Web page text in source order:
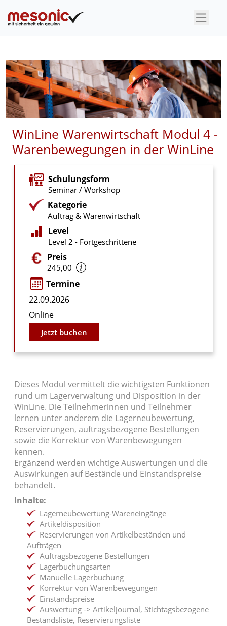
×
WinLine Warenwirtschaft Modul 4 -
Warenbewegungen in der WinLine
Schulungsform
Seminar / Workshop
Kategorie
Auftrag & Warenwirtschaft
Level
Level 2 - Fortgeschrittene
Preis
245,00
Termine
22.09.2026
Online
Jetzt buchen
Dieses Modul vermittelt die wichtigsten Funktionen
rund um Lagerverwaltung und Disposition in der
WinLine. Die Teilnehmerinnen und Teilnehmer
lernen unter anderem die Lagerneubewertung,
Reservierungen, auftragsbezogene Bestellungen
sowie die Korrektur von Warenbewegungen
kennen.
Ergänzend werden wichtige Auswertungen und die
Auswirkungen auf Bestände und Einstandspreise
behandelt.
Inhalte:
Lagerneubewertung-Wareneingänge
Artikeldisposition
Reservierungen von Artikelbeständen und
Aufträgen
Auftragsbezogene Bestellungen
Lagerbuchungsarten
Manuelle Lagerbuchung
Korrektur von Warenbewegungen
Einstandspreise
Auswertung -> Artikeljournal, Stichtagsbezogene
Bestandsliste, Reservierungsliste